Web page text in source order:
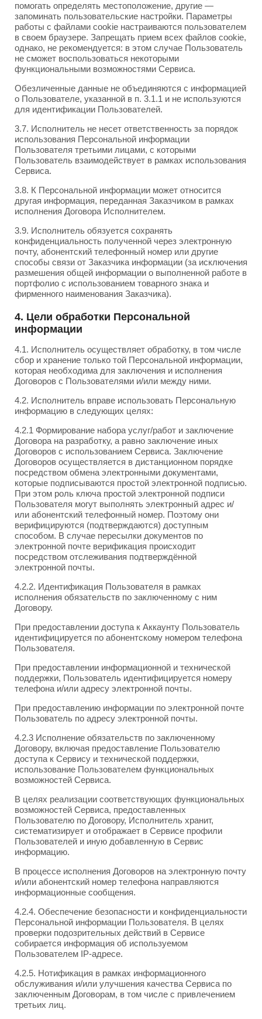
помогать определять местоположение, другие —
запоминать пользовательские настройки. Параметры
работы с файлами cookie настраиваются пользователем
в своем браузере. Запрещать прием всех файлов cookie,
однако, не рекомендуется: в этом случае Пользователь
не сможет воспользоваться некоторыми
функциональными возможностями Сервиса.
Обезличенные данные не объединяются с информацией
о Пользователе, указанной в п. 3.1.1 и не используются
для идентификации Пользователей.
3.7. Исполнитель не несет ответственность за порядок
использования Персональной информации
Пользователя третьими лицами, с которыми
Пользователь взаимодействует в рамках использования
Сервиса.
3.8. К Персональной информации может относится
другая информация, переданная Заказчиком в рамках
исполнения Договора Исполнителем.
3.9. Исполнитель обязуется сохранять
конфиденциальность полученной через электронную
почту, абонентский телефонный номер или другие
способы связи от Заказчика информации (за исключения
размешения общей информации о выполненной работе в
портфолио с использованием товарного знака и
фирменного наименования Заказчика).
4. Цели обработки Персональной
информации
4.1. Исполнитель осуществляет обработку, в том числе
сбор и хранение только той Персональной информации,
которая необходима для заключения и исполнения
Договоров с Пользователями и/или между ними.
4.2. Исполнитель вправе использовать Персональную
информацию в следующих целях:
4.2.1 Формирование набора услуг/работ и заключение
Договора на разработку, а равно заключение иных
Договоров с использованием Сервиса. Заключение
Договоров осуществляется в дистанционном порядке
посредством обмена электронными документами,
которые подписываются простой электронной подписью.
При этом роль ключа простой электронной подписи
Пользователя могут выполнять электронный адрес и/
или абонентский телефонный номер. Поэтому они
верифицируются (подтверждаются) доступным
способом. В случае пересылки документов по
электронной почте верификация происходит
посредством отслеживания подтверждённой
электронной почты.
4.2.2. Идентификация Пользователя в рамках
исполнения обязательств по заключенному с ним
Договору.
При предоставлении доступа к Аккаунту Пользователь
идентифицируется по абонентскому номером телефона
Пользователя.
При предоставлении информационной и технической
поддержки, Пользователь идентифицируется номеру
телефона и/или адресу электронной почты.
При предоставлению информации по электронной почте
Пользователь по адресу электронной почты.
4.2.3 Исполнение обязательств по заключенному
Договору, включая предоставление Пользователю
доступа к Сервису и технической поддержки,
использование Пользователем функциональных
возможностей Сервиса.
В целях реализации соответствующих функциональных
возможностей Сервиса, предоставленных
Пользователю по Договору, Исполнитель хранит,
систематизирует и отображает в Сервисе профили
Пользователей и иную добавленную в Сервис
информацию.
В процессе исполнения Договоров на электронную почту
и/или абонентский номер телефона направляются
информационные сообщения.
4.2.4. Обеспечение безопасности и конфиденциальности
Персональной информации Пользователя. В целях
проверки подозрительных действий в Сервисе
собирается информация об используемом
Пользователем IP-адресе.
4.2.5. Нотификация в рамках информационного
обслуживания и/или улучшения качества Сервиса по
заключенным Договорам, в том числе с привлечением
третьих лиц.